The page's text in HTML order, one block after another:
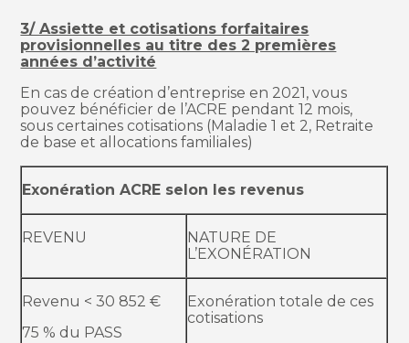
3/ Assiette et cotisations forfaitaires
provisionnelles au titre des 2 premières
années d’activité
En cas de création d’entreprise en 2021, vous
pouvez bénéficier de l’ACRE pendant 12 mois,
sous certaines cotisations (Maladie 1 et 2, Retraite
de base et allocations familiales)
Exonération ACRE selon les revenus
REVENU
NATURE DE
L’EXONÉRATION
Revenu < 30 852 €
75 % du PASS
Exonération totale de ces
cotisations